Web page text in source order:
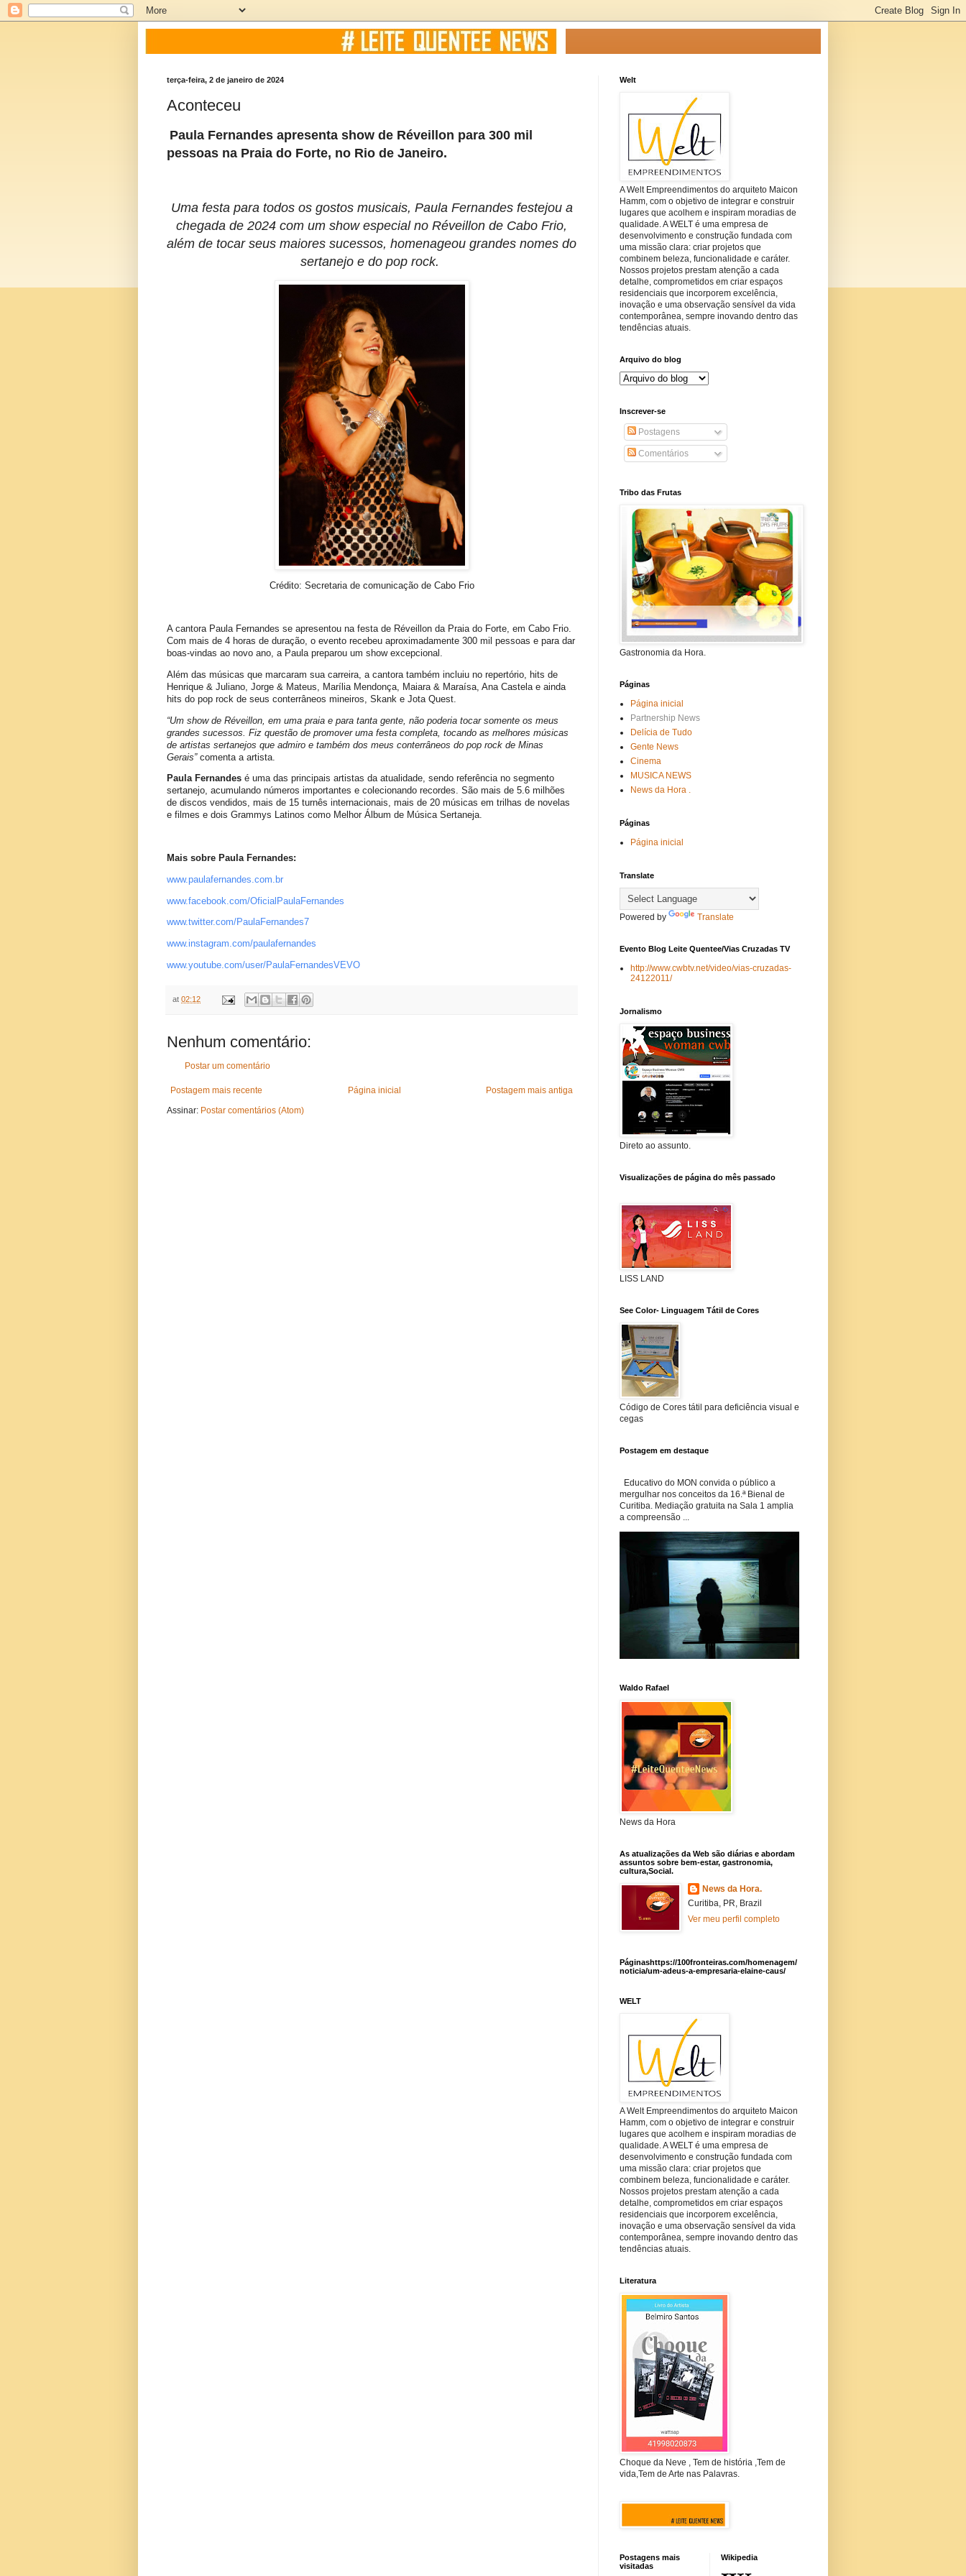
terça-feira, 2 de janeiro de 2024
Aconteceu
Paula Fernandes apresenta show de Réveillon para 300 mil
pessoas na Praia do Forte, no Rio de Janeiro.
Uma festa para todos os gostos musicais, Paula Fernandes festejou a
chegada de 2024 com um show especial no Réveillon de Cabo Frio,
além de tocar seus maiores sucessos, homenageou grandes nomes do
sertanejo e do pop rock.
Crédito: Secretaria de comunicação de Cabo Frio
A cantora Paula Fernandes se apresentou na festa de Réveillon da Praia do Forte, em Cabo Frio.
Com mais de 4 horas de duração, o evento recebeu aproximadamente 300 mil pessoas e para dar
boas-vindas ao novo ano, a Paula preparou um show excepcional.
Além das músicas que marcaram sua carreira, a cantora também incluiu no repertório, hits de
Henrique & Juliano, Jorge & Mateus, Marília Mendonça, Maiara & Maraísa, Ana Castela e ainda
hits do pop rock de seus conterrâneos mineiros, Skank e Jota Quest.
“Um show de Réveillon, em uma praia e para tanta gente, não poderia tocar somente os meus
grandes sucessos. Fiz questão de promover uma festa completa, tocando as melhores músicas
de artistas sertanejos que admiro e também dos meus conterrâneos do pop rock de Minas
Gerais” comenta a artista.
Paula Fernandes é uma das principais artistas da atualidade, sendo referência no segmento
sertanejo, acumulando números importantes e colecionando recordes. São mais de 5.6 milhões
de discos vendidos, mais de 15 turnês internacionais, mais de 20 músicas em trilhas de novelas
e filmes e dois Grammys Latinos como Melhor Álbum de Música Sertaneja.
Mais sobre Paula Fernandes:
www.paulafernandes.com.br
www.facebook.com/OficialPaulaFernandes
www.twitter.com/PaulaFernandes7
www.instagram.com/paulafernandes
www.youtube.com/user/PaulaFernandesVEVO
at 02:12
Nenhum comentário:
Postar um comentário
Postagem mais recente Postagem mais antiga
Página inicial
Assinar: Postar comentários (Atom)
Welt
A Welt Empreendimentos do arquiteto Maicon
Hamm, com o objetivo de integrar e construir
lugares que acolhem e inspiram moradias de
qualidade. A WELT é uma empresa de
desenvolvimento e construção fundada com
uma missão clara: criar projetos que
combinem beleza, funcionalidade e caráter.
Nossos projetos prestam atenção a cada
detalhe, comprometidos em criar espaços
residenciais que incorporem excelência,
inovação e uma observação sensível da vida
contemporânea, sempre inovando dentro das
tendências atuais.
Arquivo do blog
Inscrever-se
Postagens
Comentários
Tribo das Frutas
Gastronomia da Hora.
Páginas
Página inicial
Partnership News
Delícia de Tudo
Gente News
Cinema
MUSICA NEWS
News da Hora .
Páginas
Página inicial
Translate
Powered by Translate
Evento Blog Leite Quentee/Vias Cruzadas TV
http://www.cwbtv.net/video/vias-cruzadas-
24122011/
Jornalismo
Direto ao assunto.
Visualizações de página do mês passado
LISS LAND
See Color- Linguagem Tátil de Cores
Código de Cores tátil para deficiência visual e
cegas
Postagem em destaque
Educativo do MON convida o público a
mergulhar nos conceitos da 16.ª Bienal de
Curitiba. Mediação gratuita na Sala 1 amplia
a compreensão ...
Waldo Rafael
News da Hora
As atualizações da Web são diárias e abordam
assuntos sobre bem-estar, gastronomia,
cultura,Social.
News da Hora.
Curitiba, PR, Brazil
Ver meu perfil completo
Páginashttps://100fronteiras.com/homenagem/
noticia/um-adeus-a-empresaria-elaine-caus/
WELT
A Welt Empreendimentos do arquiteto Maicon
Hamm, com o objetivo de integrar e construir
lugares que acolhem e inspiram moradias de
qualidade. A WELT é uma empresa de
desenvolvimento e construção fundada com
uma missão clara: criar projetos que
combinem beleza, funcionalidade e caráter.
Nossos projetos prestam atenção a cada
detalhe, comprometidos em criar espaços
residenciais que incorporem excelência,
inovação e uma observação sensível da vida
contemporânea, sempre inovando dentro das
tendências atuais.
Literatura
Choque da Neve , Tem de história ,Tem de
vida,Tem de Arte nas Palavras.
Postagens mais
visitadas
Wikipedia